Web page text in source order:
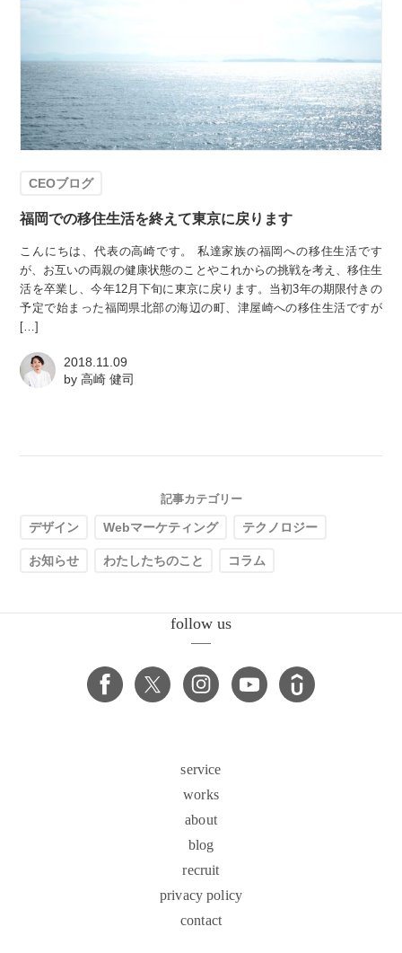
CEOブログ
福岡での移住生活を終えて東京に戻ります
こんにちは、代表の高崎です。 私達家族の福岡への移住生活です
が、お互いの両親の健康状態のことやこれからの挑戦を考え、移住生
活を卒業し、今年12月下旬に東京に戻ります。当初3年の期限付きの
予定で始まった福岡県北部の海辺の町、津屋崎への移住生活ですが
[…]
2018.11.09
by高崎 健司
記事カテゴリー
デザイン Webマーケティング テクノロジー
お知らせ わたしたちのこと コラム
follow us
service
works
about
blog
recruit
privacy policy
contact